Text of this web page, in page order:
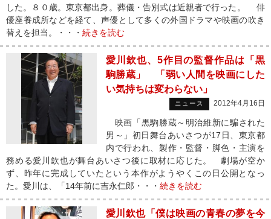
した。８０歳。東京都出身。葬儀・告別式は近親者で行った。 俳
優座養成所などを経て、声優として多くの外国ドラマや映画の吹き
替えを担当。・・・ 続きを読む
愛川欽也、5作目の監督作品は「黒
駒勝蔵」 「弱い人間を映画にした
い気持ちは変わらない」
ニュース 2012年4月16日
映画「黒駒勝蔵～明治維新に騙された
男～」初日舞台あいさつが17日、東京都
内で行われ、製作・監督・脚色・主演を
務める愛川欽也が舞台あいさつ後に取材に応じた。 劇場が空か
ず、昨年に完成していたという本作がようやくこの日公開となっ
た。愛川は、「14年前に吉永仁郎・・・ 続きを読む
愛川欽也「僕は映画の青春の夢を今